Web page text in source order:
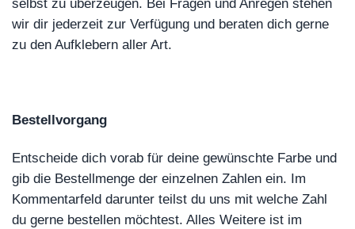
selbst zu überzeugen. Bei Fragen und Anregen stehen
wir dir jederzeit zur Verfügung und beraten dich gerne
zu den Aufklebern aller Art.
Bestellvorgang
Entscheide dich vorab für deine gewünschte Farbe und
gib die Bestellmenge der einzelnen Zahlen ein. Im
Kommentarfeld darunter teilst du uns mit welche Zahl
du gerne bestellen möchtest. Alles Weitere ist im